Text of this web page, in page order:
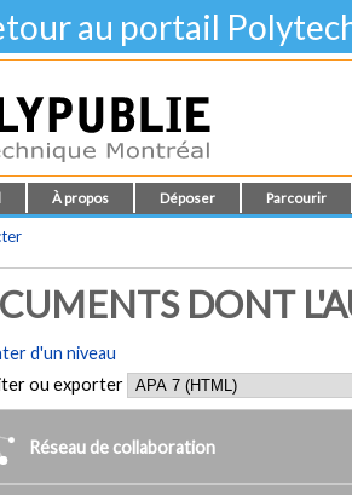
au portail
À propos Déposer Parcourir
DONT
d'un niveau
ou exporter
Réseau de collaboration